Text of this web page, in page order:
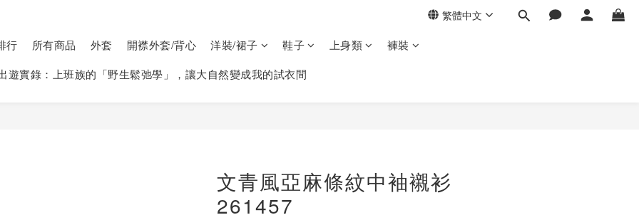
繁體中文
行 所有商品 外套 開襟外套/背心 洋裝/裙子 鞋子 上身類
褲裝
遊實錄：上班族的「野生鬆弛學」，讓大自然變成我的試衣間
文青風亞麻條紋中袖襯衫
261457